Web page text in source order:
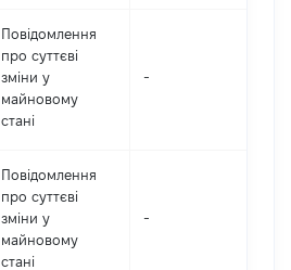
Повідомлення
про суттєві
зміни y
майновому
стані
-
Повідомлення
про суттєві
зміни y
майновому
стані
-